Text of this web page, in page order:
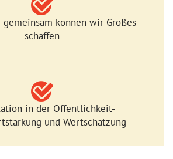
gemeinsam können wir Großes
schaffen
in der Öffentlichkeit-
und Wertschätzung